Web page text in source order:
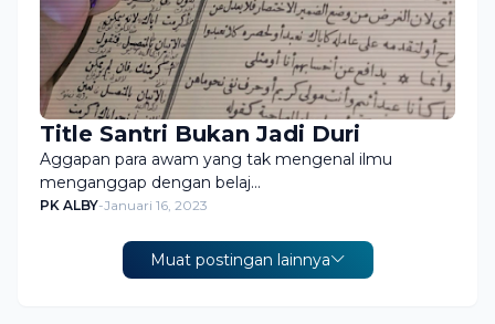
Title Santri Bukan Jadi Duri
Aggapan para awam yang tak mengenal ilmu
menganggap dengan belaj…
PK ALBY-Januari 16, 2023
Muat postingan lainnya